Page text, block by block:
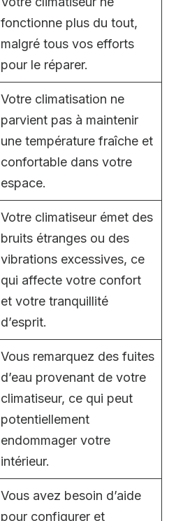
fonctionne plus du tout,
malgré tous vos efforts
pour le réparer.
Votre climatisation ne
parvient pas à maintenir
une température fraîche et
confortable dans votre
espace.
Votre climatiseur émet des
bruits étranges ou des
vibrations excessives, ce
qui affecte votre confort
et votre tranquillité
d’esprit.
Vous remarquez des fuites
d’eau provenant de votre
climatiseur, ce qui peut
potentiellement
endommager votre
intérieur.
Vous avez besoin d’aide
pour configurer et